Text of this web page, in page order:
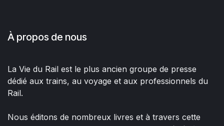
À propos de nous
La Vie du Rail est le plus ancien groupe de presse
dédié aux trains, au voyage et aux professionnels du
Rail.
Nous éditons de nombreux livres et à travers cette